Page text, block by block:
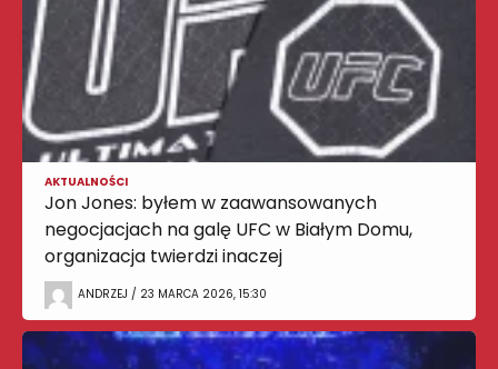
AKTUALNOŚCI
Jon Jones: byłem w zaawansowanych
negocjacjach na galę UFC w Białym Domu,
organizacja twierdzi inaczej
ANDRZEJ / 23 MARCA 2026, 15:30